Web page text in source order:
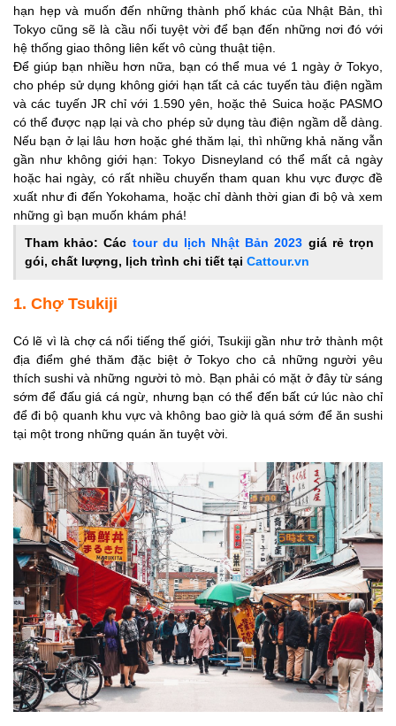
hạn hẹp và muốn đến những thành phố khác của Nhật Bản, thì
Tokyo cũng sẽ là cầu nối tuyệt vời để bạn đến những nơi đó với
hệ thống giao thông liên kết vô cùng thuật tiện.
Để giúp bạn nhiều hơn nữa, bạn có thể mua vé 1 ngày ở Tokyo,
cho phép sử dụng không giới hạn tất cả các tuyến tàu điện ngầm
và các tuyến JR chỉ với 1.590 yên, hoặc thẻ Suica hoặc PASMO
có thể được nạp lại và cho phép sử dụng tàu điện ngầm dễ dàng.
Nếu bạn ở lại lâu hơn hoặc ghé thăm lại, thì những khả năng vẫn
gần như không giới hạn: Tokyo Disneyland có thể mất cả ngày
hoặc hai ngày, có rất nhiều chuyến tham quan khu vực được đề
xuất như đi đến Yokohama, hoặc chỉ dành thời gian đi bộ và xem
những gì bạn muốn khám phá!
Tham khảo:Các tour du lịch Nhật Bản 2023 giá rẻ trọn
gói, chất lượng, lịch trình chi tiết tại Cattour.vn
1. Chợ Tsukiji
Có lẽ vì là chợ cá nổi tiếng thế giới, Tsukiji gần như trở thành một
địa điểm ghé thăm đặc biệt ở Tokyo cho cả những người yêu
thích sushi và những người tò mò. Bạn phải có mặt ở đây từ sáng
sớm để đấu giá cá ngừ, nhưng bạn có thể đến bất cứ lúc nào chỉ
để đi bộ quanh khu vực và không bao giờ là quá sớm để ăn sushi
tại một trong những quán ăn tuyệt vời.